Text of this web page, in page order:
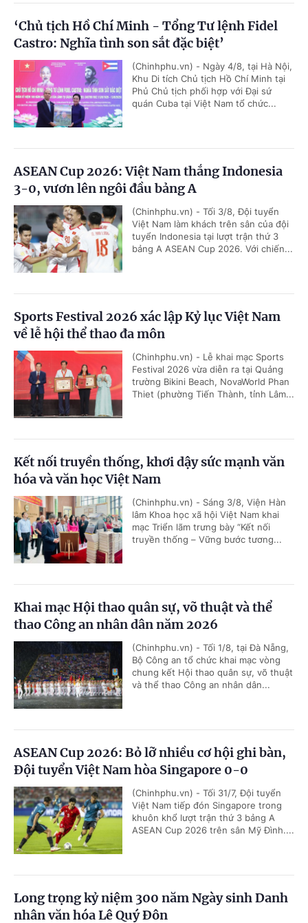
‘Chủ tịch Hồ Chí Minh - Tổng Tư lệnh Fidel
Castro: Nghĩa tình son sắt đặc biệt’
(Chinhphu.vn) - Ngày 4/8, tại Hà Nội,
Khu Di tích Chủ tịch Hồ Chí Minh tại
Phủ Chủ tịch phối hợp với Đại sứ
quán Cuba tại Việt Nam tổ chức...
ASEAN Cup 2026: Việt Nam thắng Indonesia
3-0, vươn lên ngôi đầu bảng A
(Chinhphu.vn) - Tối 3/8, Đội tuyển
Việt Nam làm khách trên sân của đội
tuyển Indonesia tại lượt trận thứ 3
bảng A ASEAN Cup 2026. Với chiến...
Sports Festival 2026 xác lập Kỷ lục Việt Nam
về lễ hội thể thao đa môn
(Chinhphu.vn) - Lễ khai mạc Sports
Festival 2026 vừa diễn ra tại Quảng
trường Bikini Beach, NovaWorld Phan
Thiet (phường Tiến Thành, tỉnh Lâm...
Kết nối truyền thống, khơi dậy sức mạnh văn
hóa và văn học Việt Nam
(Chinhphu.vn) - Sáng 3/8, Viện Hàn
lâm Khoa học xã hội Việt Nam khai
mạc Triển lãm trưng bày “Kết nối
truyền thống – Vững bước tương...
Khai mạc Hội thao quân sự, võ thuật và thể
thao Công an nhân dân năm 2026
(Chinhphu.vn) - Tối 1/8, tại Đà Nẵng,
Bộ Công an tổ chức khai mạc vòng
chung kết Hội thao quân sự, võ thuật
và thể thao Công an nhân dân...
ASEAN Cup 2026: Bỏ lỡ nhiều cơ hội ghi bàn,
Đội tuyển Việt Nam hòa Singapore 0-0
(Chinhphu.vn) - Tối 31/7, Đội tuyển
Việt Nam tiếp đón Singapore trong
khuôn khổ lượt trận thứ 3 bảng A
ASEAN Cup 2026 trên sân Mỹ Đình....
Long trọng kỷ niệm 300 năm Ngày sinh Danh
nhân văn hóa Lê Quý Đôn